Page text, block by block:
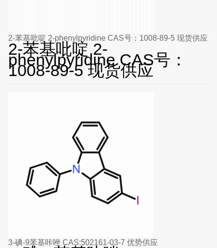
2-苯基吡啶 2-phenylpyridine CAS号：1008-89-5 现货供应
2-苯基吡啶 2-
phenylpyridine CAS号：
1008-89-5 现货供应
3-碘-9苯基咔唑 CAS:502161-03-7 优势供应